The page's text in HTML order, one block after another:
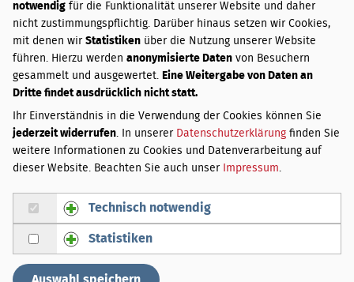
ZAHLUNGSARTEN
PayPal
Vorkasse
VERSANDKOSTEN
Innerhalb Deutschlands:
Bis 3 kg
3,50 €
Über 3 bis 20 kg
4,50 €
Über 20 bis 31,5 kg 5,50 €
Bei Lieferung außerhalb Deutschlands weichen die
Versandgebühren von den hier genannten ab. Sie werden
per E-Mail über die zusätzlichen Kosten informiert und
können Ihre Bestellung bestätigen oder stornieren.
notwendig für die Funktionalität unserer Website und daher
nicht zustimmungspflichtig. Darüber hinaus setzen wir Cookies,
mit denen wir Statistiken über die Nutzung unserer Website
führen. Hierzu werden anonymisierte Daten von Besuchern
gesammelt und ausgewertet. Eine Weitergabe von Daten an
Dritte findet ausdrücklich nicht statt.
Ihr Einverständnis in die Verwendung der Cookies können Sie
jederzeit widerrufen. In unserer Datenschutzerklärung finden Sie
weitere Informationen zu Cookies und Datenverarbeitung auf
dieser Website. Beachten Sie auch unser Impressum.
Gruppe Technisch notwendig zustimmen
Technisch notwendig
Gruppe Statistiken zustimmen
Statistiken